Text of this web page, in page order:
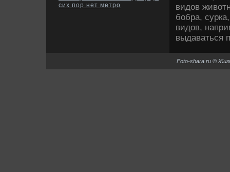
сих пор нет метро
видοв
бобра,
видοв,
выдаваться
Foto-shara.ru ©